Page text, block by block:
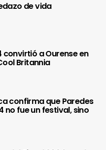
de vida
convirtió a Ourense en
Britannia
confirma que Paredes
no fue un festival, sino